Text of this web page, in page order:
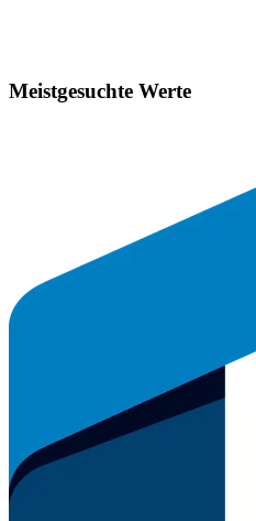
Meistgesuchte Werte